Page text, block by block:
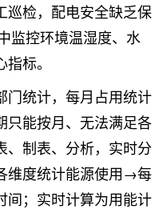
检，配电安全缺乏保
监控环境温湿度、水
标。
统计，每月占用统计
只能按月、无法满足各
制表、分析，实时分
维度统计能源使用→每
间；实时计算为用能计